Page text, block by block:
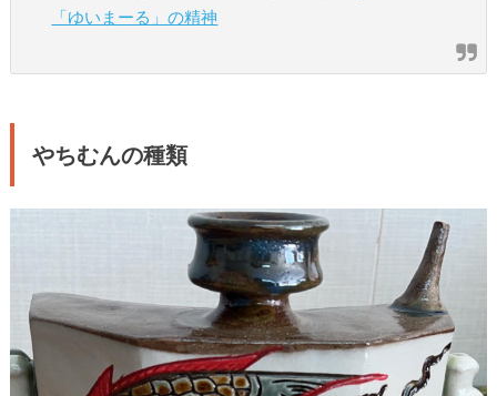
「ゆいまーる」の精神
やちむんの種類